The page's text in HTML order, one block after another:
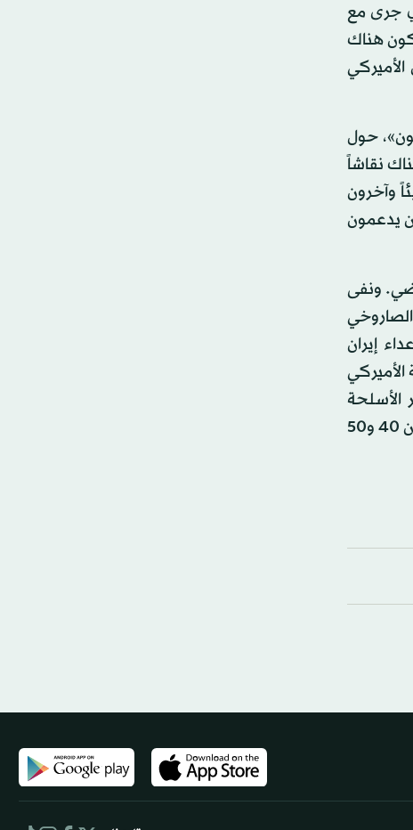
جرى مع
هناك
حول
نقاشاً
وآخرون
الخارجية، لكن 85% من الإيرانيين يدعمون
ونفى
الصاروخي
إيران
الأميركي
الأسلحة
المفروض من قبل الأمم المتحدة في عام 2020 حسبما هو مخطط. ووفقاً للحرس الثوري الإيراني، تُجري طهران ما بين 40 و50